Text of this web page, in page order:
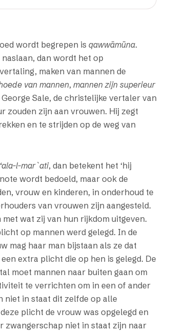
wordt begrepen is qawwāmūna.
dan wordt het op
maken van mannen de
van mannen, mannen zijn superieur
Sale, de christelijke vertaler van
zouden zijn aan vrouwen. Hij zegt
en te strijden op de weg van
l-mar`ati, dan betekent het ‘hij
wordt bedoeld, maar ook de
vrouw en kinderen, in onderhoud te
van vrouwen zijn aangesteld.
wat zij van hun rijkdom uitgeven.
op mannen werd gelegd. In de
mag haar man bijstaan als ze dat
extra plicht die op hen is gelegd. De
moet mannen naar buiten gaan om
te verrichten om in een of ander
niet in staat dit zelfde op alle
plicht de vrouw was opgelegd en
zwangerschap niet in staat zijn naar